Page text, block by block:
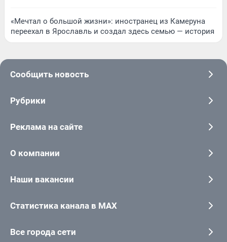
«Мечтал о большой жизни»: иностранец из Камеруна
переехал в Ярославль и создал здесь семью — история
Сообщить новость
Рубрики
Реклама на сайте
О компании
Наши вакансии
Статистика канала в MAX
Все города сети